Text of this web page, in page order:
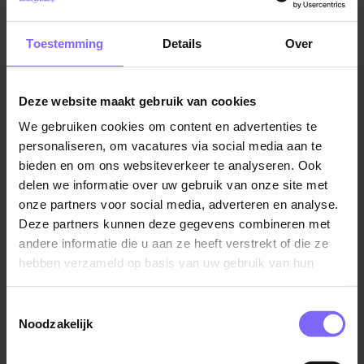
Toestemming Details Over
Deze website maakt gebruik van cookies
We gebruiken cookies om content en advertenties te
personaliseren, om vacatures via social media aan te
bieden en om ons websiteverkeer te analyseren. Ook
delen we informatie over uw gebruik van onze site met
onze partners voor social media, adverteren en analyse.
Deze partners kunnen deze gegevens combineren met
andere informatie die u aan ze heeft verstrekt of die ze
hebben verzameld op basis van uw gebruik van hun
Noodzakelijk
uiteenlopende zorgvragen. Dat maakt het werk
inhoudelijk uitdagend én veelzijdig. Wat Daalhof uniek
maakt? De wijkpoli. Een vernieuwend concept waarin
zorg, behandeling en samenwerking centraal staan.
verbinding met collega’s, huisartsen, apotheken, fysio’s
en andere partners in de wijk.
Dit draag jij bij
Als Verzorgende IG in Daalhof werk je in een
dynamische omgeving waar zorg en welzijn hand in
hand gaan
Verleent persoonlijke verzorging (ADL) en
Stimuleert zelfstandigheid en eigen regie
Signaleert veranderingen en schakelt tijdig met